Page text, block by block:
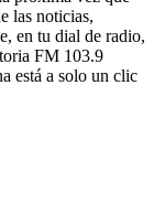
las noticias,
en tu dial de radio,
FM 103.9
está a solo un clic